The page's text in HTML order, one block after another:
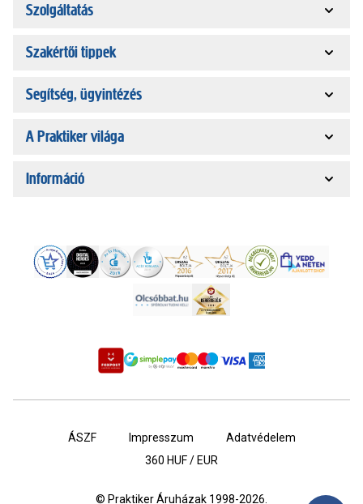
Szolgáltatás
Szakértői tippek
Segítség, ügyintézés
A Praktiker világa
Információ
ÁSZF Impresszum
Adatvédelem
360 HUF / EUR
© Praktiker Áruházak 1998-2026.